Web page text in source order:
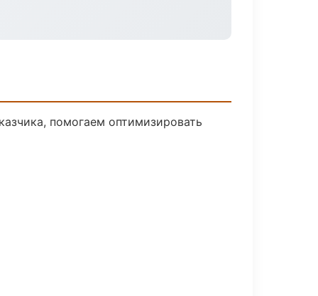
помогаем оптимизировать